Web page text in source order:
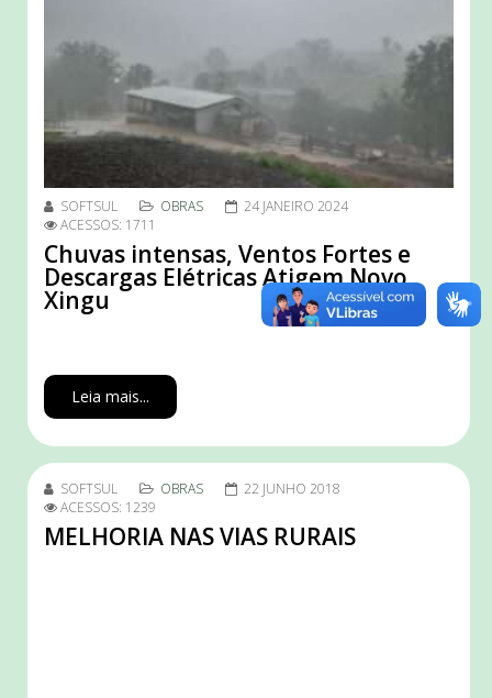
SOFTSUL OBRAS
24 JANEIRO 2024
ACESSOS: 1711
Chuvas intensas, Ventos Fortes e
Descargas Elétricas Atigem Novo
Xingu
Leia mais...
SOFTSUL OBRAS
22 JUNHO 2018
ACESSOS: 1239
MELHORIA NAS VIAS RURAIS